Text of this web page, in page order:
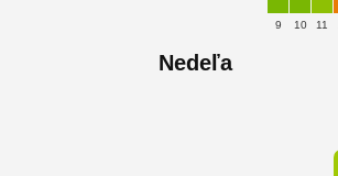
9 10 11
Nedeľa